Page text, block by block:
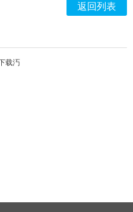
返回列表
载汅